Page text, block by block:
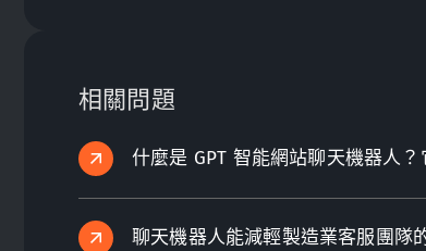
相關問題
什麼是 GPT 智能網站聊天機器人？
聊天機器人能減輕製造業客服團隊